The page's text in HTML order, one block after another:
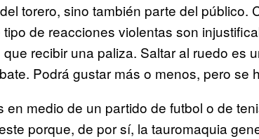
torero, sino también parte del público.
de reacciones violentas son
recibir una paliza. Saltar al ruedo es
Podrá gustar más o menos, pero se
en medio de un partido de futbol o de
porque, de por sí, la tauromaquia